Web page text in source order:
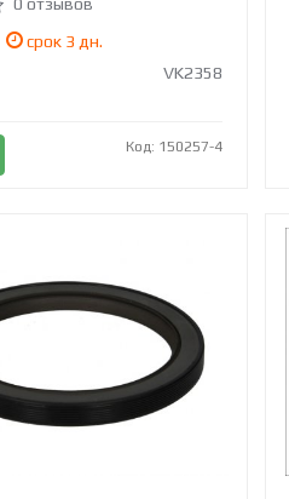
срок 3 дн.
VK2358
Код: 150257-4